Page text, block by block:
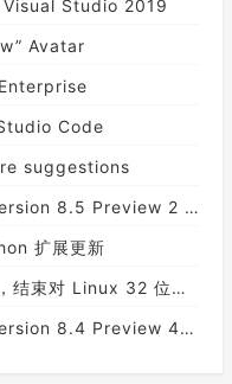
Visual Studio 2019
Avatar
Code
suggestions
Visual Studio 2019 for Mac version 8.5 Preview 2 is available
扩展更新
Visual Studio Code 1.36 发布，结束对 Linux 32 位系统的支持
Visual Studio 2019 for Mac version 8.4 Preview 4 is now available